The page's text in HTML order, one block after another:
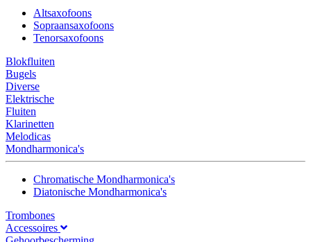
Altsaxofoons
Sopraansaxofoons
Tenorsaxofoons
Blokfluiten
Bugels
Diverse
Elektrische
Fluiten
Klarinetten
Melodicas
Mondharmonica's
Chromatische Mondharmonica's
Diatonische Mondharmonica's
Trombones
Accessoires